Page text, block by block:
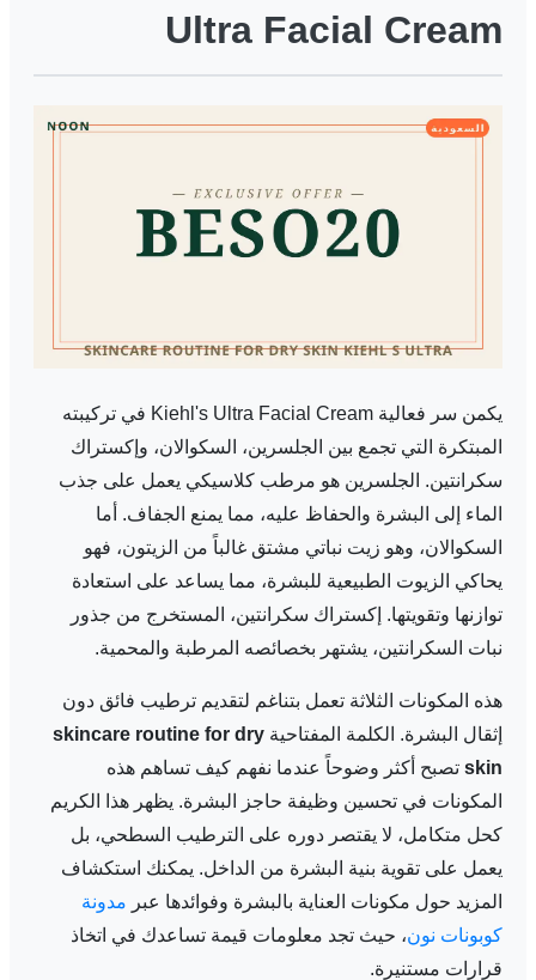
Ultra Facial Cream
يكمن سر فعالية Kiehl's Ultra Facial Cream في تركيبته
المبتكرة التي تجمع بين الجلسرين، السكوالان، وإكستراك
سكرانتين. الجلسرين هو مرطب كلاسيكي يعمل على جذب
الماء إلى البشرة والحفاظ عليه، مما يمنع الجفاف. أما
السكوالان، وهو زيت نباتي مشتق غالباً من الزيتون، فهو
يحاكي الزيوت الطبيعية للبشرة، مما يساعد على استعادة
توازنها وتقويتها. إكستراك سكرانتين، المستخرج من جذور
نبات السكرانتين، يشتهر بخصائصه المرطبة والمحمية.
هذه المكونات الثلاثة تعمل بتناغم لتقديم ترطيب فائق دون
إثقال البشرة. الكلمة المفتاحية skincare routine for dry
skin تصبح أكثر وضوحاً عندما نفهم كيف تساهم هذه
المكونات في تحسين وظيفة حاجز البشرة. يظهر هذا الكريم
كحل متكامل، لا يقتصر دوره على الترطيب السطحي، بل
يعمل على تقوية بنية البشرة من الداخل. يمكنك استكشاف
المزيد حول مكونات العناية بالبشرة وفوائدها عبر مدونة
كوبونات نون، حيث تجد معلومات قيمة تساعدك في اتخاذ
قرارات مستنيرة.